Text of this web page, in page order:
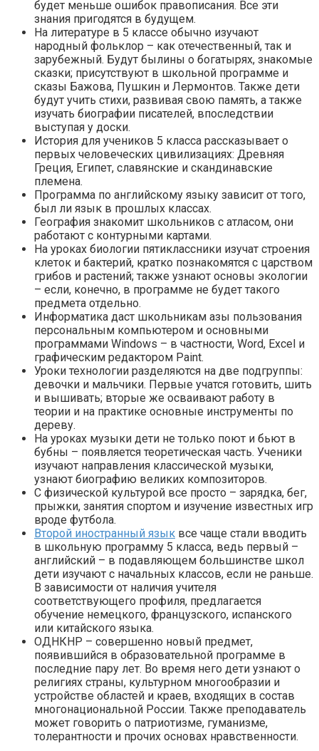
будет меньше ошибок правописания. Все эти
знания пригодятся в будущем.
На литературе в 5 классе обычно изучают
народный фольклор – как отечественный, так и
зарубежный. Будут былины о богатырях, знакомые
сказки; присутствуют в школьной программе и
сказы Бажова, Пушкин и Лермонтов. Также дети
будут учить стихи, развивая свою память, а также
изучать биографии писателей, впоследствии
выступая у доски.
История для учеников 5 класса рассказывает о
первых человеческих цивилизациях: Древняя
Греция, Египет, славянские и скандинавские
племена.
Программа по английскому языку зависит от того,
был ли язык в прошлых классах.
География знакомит школьников с атласом, они
работают с контурными картами.
На уроках биологии пятиклассники изучат строения
клеток и бактерий, кратко познакомятся с царством
грибов и растений; также узнают основы экологии
– если, конечно, в программе не будет такого
предмета отдельно.
Информатика даст школьникам азы пользования
персональным компьютером и основными
программами Windows – в частности, Word, Excel и
графическим редактором Paint.
Уроки технологии разделяются на две подгруппы:
девочки и мальчики. Первые учатся готовить, шить
и вышивать; вторые же осваивают работу в
теории и на практике основные инструменты по
дереву.
На уроках музыки дети не только поют и бьют в
бубны – появляется теоретическая часть. Ученики
изучают направления классической музыки,
узнают биографию великих композиторов.
С физической культурой все просто – зарядка, бег,
прыжки, занятия спортом и изучение известных игр
вроде футбола.
Второй иностранный язык все чаще стали вводить
в школьную программу 5 класса, ведь первый –
английский – в подавляющем большинстве школ
дети изучают с начальных классов, если не раньше.
В зависимости от наличия учителя
соответствующего профиля, предлагается
обучение немецкого, французского, испанского
или китайского языка.
ОДНКНР – совершенно новый предмет,
появившийся в образовательной программе в
последние пару лет. Во время него дети узнают о
религиях страны, культурном многообразии и
устройстве областей и краев, входящих в состав
многонациональной России. Также преподаватель
может говорить о патриотизме, гуманизме,
толерантности и прочих основах нравственности.